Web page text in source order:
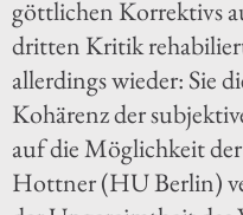
göttlichen Korrektivs
dritten Kritik
allerdings wieder: Sie
Kohärenz der
auf die Möglichkeit
Hottner (HU Berlin)